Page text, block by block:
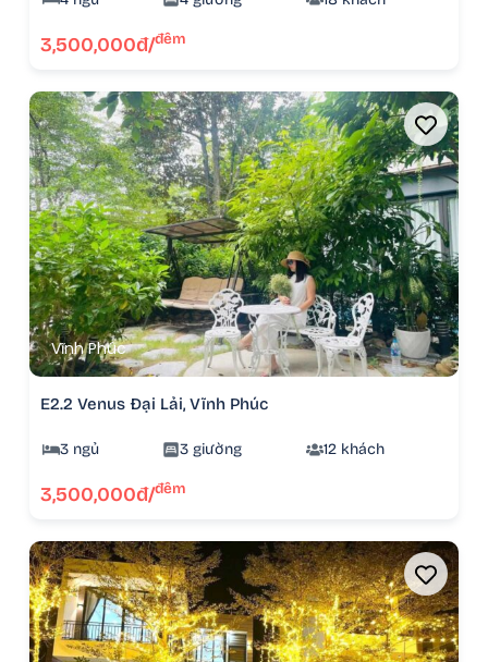
3,500,000đ/đêm
Vĩnh Phúc
E2.2 Venus Đại Lải, Vĩnh Phúc
3 ngủ 3 giường 12 khách
3,500,000đ/đêm